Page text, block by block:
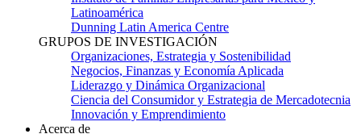
Latinoamérica
Dunning Latin America Centre
GRUPOS DE INVESTIGACIÓN
Organizaciones, Estrategia y Sostenibilidad
Negocios, Finanzas y Economía Aplicada
Liderazgo y Dinámica Organizacional
Ciencia del Consumidor y Estrategia de Mercadotecnia
Innovación y Emprendimiento
Acerca de